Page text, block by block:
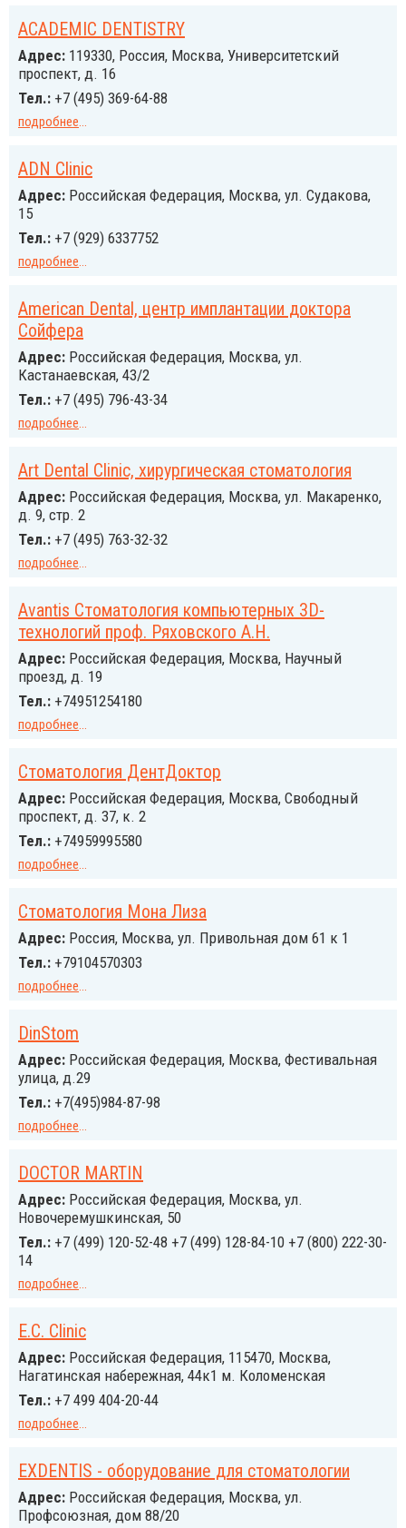
ACADEMIC DENTISTRY
Адрес: 119330, Россия, Москва, Университетский
проспект, д. 16
Тел.: +7 (495) 369-64-88
подробнее...
ADN Clinic
Адрес: Российcкая Федерация, Москва, ул. Судакова,
15
Тел.: +7 (929) 6337752
подробнее...
American Dental, центр имплантации доктора
Сойфера
Адрес: Российcкая Федерация, Москва, ул.
Кастанаевская, 43/2
Тел.: +7 (495) 796-43-34
подробнее...
Art Dental Clinic, хирургическая стоматология
Адрес: Российcкая Федерация, Москва, ул. Макаренко,
д. 9, стр. 2
Тел.: +7 (495) 763-32-32
подробнее...
Avantis Стоматология компьютерных 3D-
технологий проф. Ряховского А.Н.
Адрес: Российcкая Федерация, Москва, Научный
проезд, д. 19
Тел.: +74951254180
подробнее...
Cтоматология ДентДоктор
Адрес: Российcкая Федерация, Москва, Свободный
проспект, д. 37, к. 2
Тел.: +74959995580
подробнее...
Cтоматология Мона Лиза
Адрес: Россия, Москва, ул. Привольная дом 61 к 1
Тел.: +79104570303
подробнее...
DinStom
Адрес: Российcкая Федерация, Москва, Фестивальная
улица, д.29
Тел.: +7(495)984-87-98
подробнее...
DOCTOR MARTIN
Адрес: Российcкая Федерация, Москва, ул.
Новочеремушкинская, 50
Тел.: +7 (499) 120-52-48 +7 (499) 128-84-10 +7 (800) 222-30-
14
подробнее...
E.C. Clinic
Адрес: Российcкая Федерация, 115470, Москва,
Нагатинская набережная, 44к1 м. Коломенская
Тел.: +7 499 404-20-44
подробнее...
EXDENTIS - оборудование для стоматологии
Адрес: Российcкая Федерация, Москва, ул.
Профсоюзная, дом 88/20